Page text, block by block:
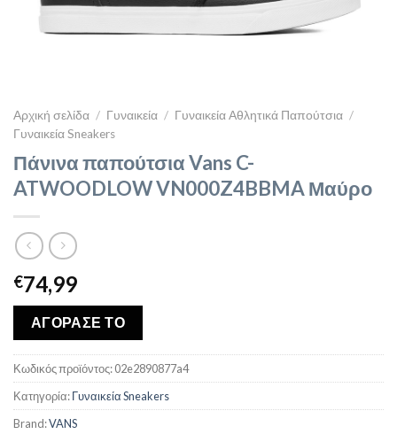
Αρχική σελίδα / Γυναικεία / Γυναικεία Αθλητικά Παπούτσια /
Γυναικεία Sneakers
Πάνινα παπούτσια Vans C-
ATWOODLOW VN000Z4BBMA Μαύρο
€74,99
ΑΓΟΡΑΣΕ ΤΟ
Κωδικός προϊόντος:02e2890877a4
Κατηγορία:Γυναικεία Sneakers
Brand:VANS